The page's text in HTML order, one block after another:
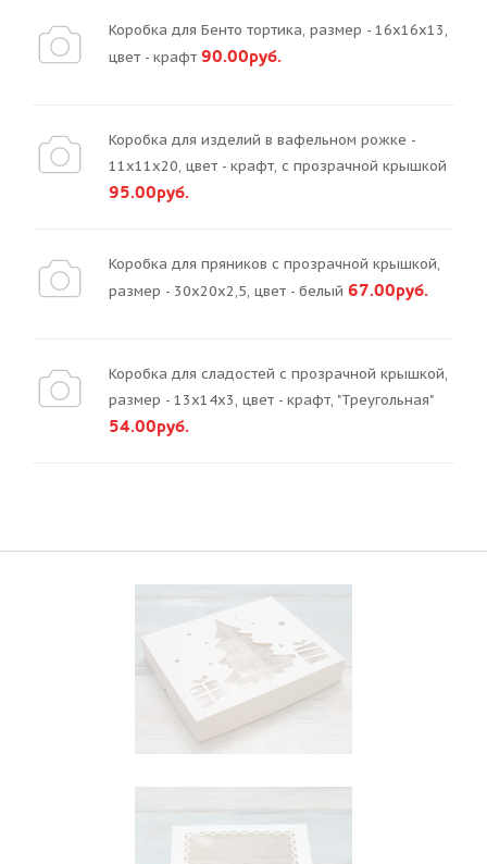
Коробка для Бенто тортика, размер - 16х16х13,
цвет - крафт 90.00руб.
Коробка для изделий в вафельном рожке -
11х11х20, цвет - крафт, с прозрачной крышкой
95.00руб.
Коробка для пряников с прозрачной крышкой,
размер - 30х20х2,5, цвет - белый 67.00руб.
Коробка для сладостей с прозрачной крышкой,
размер - 13х14х3, цвет - крафт, "Треугольная"
54.00руб.